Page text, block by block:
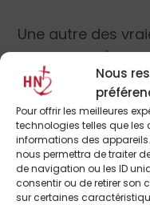
Nous
Pour offrir les meilleures
technologies telles que
informations des
nous permettra de traiter
de navigation ou les ID
consentir ou de retirer son
sur certaines
Une autre des
se poser se
affirmations du
rapports de
contemporaine.
à propos de
le grand